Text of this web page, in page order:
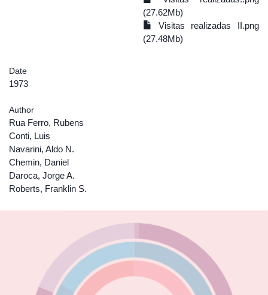
(27.62Mb)
Visitas realizadas II.png
(27.48Mb)
Date
1973
Author
Rua Ferro, Rubens
Conti, Luis
Navarini, Aldo N.
Chemin, Daniel
Daroca, Jorge A.
Roberts, Franklin S.